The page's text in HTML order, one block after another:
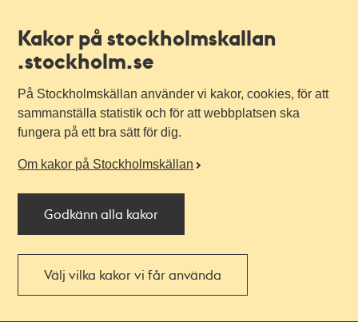
Kakor på stockholmskallan
.stockholm.se
På Stockholmskällan använder vi kakor, cookies, för att
sammanställa statistik och för att webbplatsen ska
fungera på ett bra sätt för dig.
Om kakor på Stockholmskällan
Godkänn alla kakor
Välj vilka kakor vi får använda